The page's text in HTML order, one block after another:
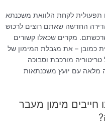
תפעולית לקחת הלוואת משכנתא
החדשה שאתם רוצים לרכוש
מקרים שכאלו קשורים
כמובן – את מגבלת המימון של
טריטוריה מורכבת וסבוכה
מלאה עם יועץ משכנתאות
מימון מעבר